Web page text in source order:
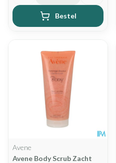
Bestel
Avene
Avene Body Scrub Zacht